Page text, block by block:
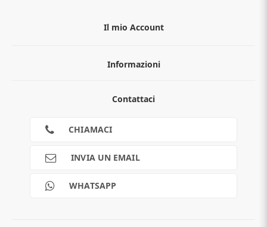
Il mio Account
Informazioni
Guida all'acquisto
Scalapay
Contattaci
CHIAMACI
INVIA UN EMAIL
WHATSAPP